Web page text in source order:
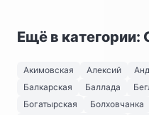
Ещё в
Акимовская Алексий
Балкарская
Баллада
Богатырская
Болховчанка